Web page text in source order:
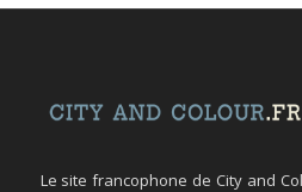
Le site francophone de City and